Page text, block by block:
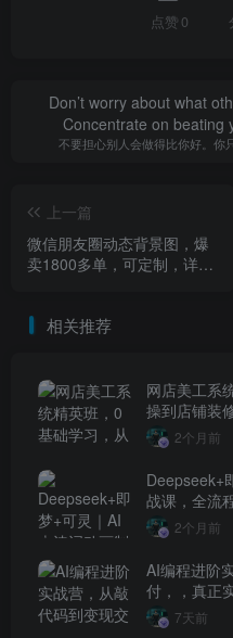
点赞 0
Don’t worry about what
Concentrate on beating
不要担心别人会做得比你好。你
上一篇
微信朋友圈动态背景图，爆
卖1800多单，可定制，详细
相关推荐
网店美工系
操到店铺装
2个月前
Deepseek+
战课，全流
2个月前
AI编程进阶
付，，真正
盈利”的跨越
7天前